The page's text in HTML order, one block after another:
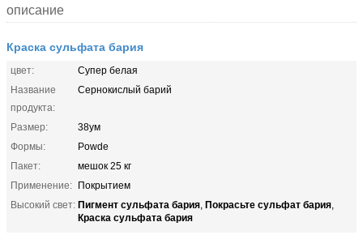
описание
Краска сульфата бария
цвет:
Супер белая
Название
продукта:
Сернокислый барий
Размер:
38ум
Формы:
Powde
Пакет:
мешок 25 кг
Применение: Покрытием
Высокий свет: Пигмент сульфата бария, Покрасьте сульфат бария,
Краска сульфата бария